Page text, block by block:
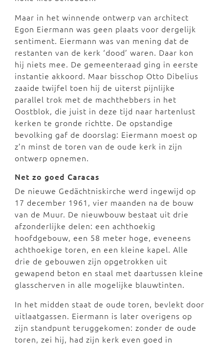
Maar in het winnende ontwerp van architect
Egon Eiermann was geen plaats voor dergelijk
sentiment. Eiermann was van mening dat de
restanten van de kerk ‘dood’ waren. Daar kon
hij niets mee. De gemeenteraad ging in eerste
instantie akkoord. Maar bisschop Otto Dibelius
zaaide twijfel toen hij de uiterst pijnlijke
parallel trok met de machthebbers in het
Oostblok, die juist in deze tijd naar hartenlust
kerken te gronde richtte. De opstandige
bevolking gaf de doorslag: Eiermann moest op
z’n minst de toren van de oude kerk in zijn
ontwerp opnemen.
Net zo goed Caracas
De nieuwe Gedächtniskirche werd ingewijd op
17 december 1961, vier maanden na de bouw
van de Muur. De nieuwbouw bestaat uit drie
afzonderlijke delen: een achthoekig
hoofdgebouw, een 58 meter hoge, eveneens
achthoekige toren, en een kleine kapel. Alle
drie de gebouwen zijn opgetrokken uit
gewapend beton en staal met daartussen kleine
glasscherven in alle mogelijke blauwtinten.
In het midden staat de oude toren, bevlekt door
uitlaatgassen. Eiermann is later overigens op
zijn standpunt teruggekomen: zonder de oude
toren, zei hij, had zijn kerk even goed in